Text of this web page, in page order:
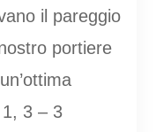
il pareggio
portiere
3 – 3